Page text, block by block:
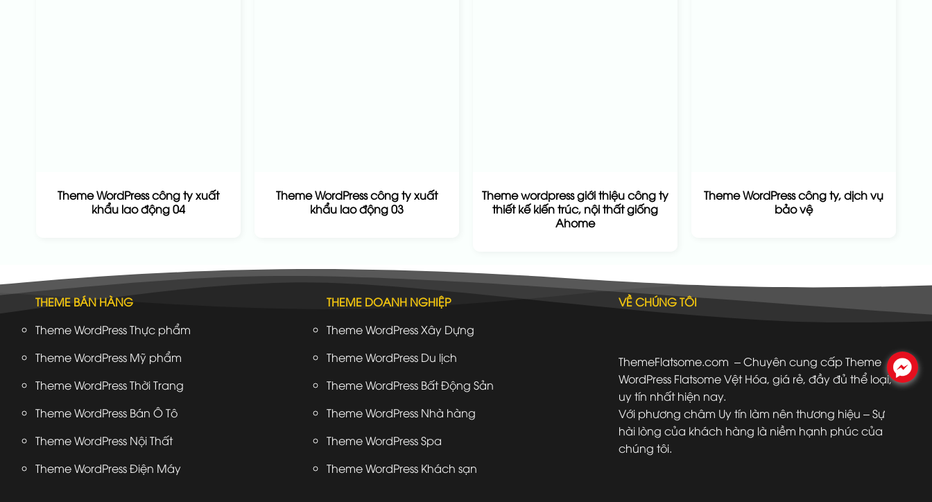
Theme WordPress công ty xuất
khẩu lao động 04
Theme WordPress công ty xuất
khẩu lao động 03
Theme wordpress giới thiệu công ty
thiết kế kiến trúc, nội thất giống
Ahome
Theme WordPress công ty, dịch vụ
bảo vệ
THEME BÁN HÀNG
Theme WordPress Thực phẩm
Theme WordPress Mỹ phẩm
Theme WordPress Thời Trang
Theme WordPress Bán Ô Tô
Theme WordPress Nội Thất
Theme WordPress Điện Máy
THEME DOANH NGHIỆP
Theme WordPress Xây Dựng
Theme WordPress Du lịch
Theme WordPress Bất Động Sản
Theme WordPress Nhà hàng
Theme WordPress Spa
Theme WordPress Khách sạn
VỀ CHÚNG TÔI
ThemeFlatsome.com – Chuyên cung cấp Theme
WordPress Flatsome Vệt Hóa, giá rẻ, đầy đủ thể loại,
uy tín nhất hiện nay.
Với phương châm Uy tín làm nên thương hiệu – Sự
hài lòng của khách hàng là niềm hạnh phúc của
chúng tôi.
.